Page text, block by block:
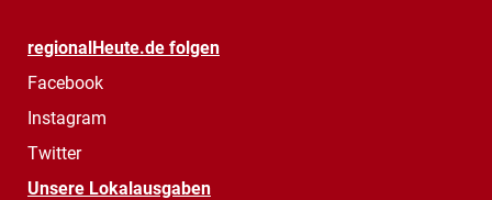
regionalHeute.de folgen
Facebook
Instagram
Twitter
Unsere Lokalausgaben